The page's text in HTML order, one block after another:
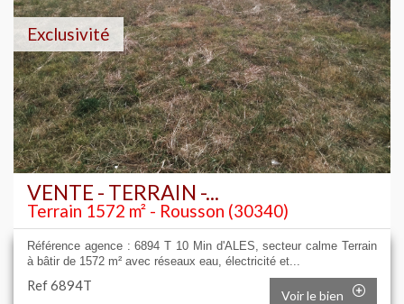
Exclusivité
VENTE - TERRAIN -...
Terrain 1572 m² - Rousson (30340)
Référence agence : 6894 T 10 Min d'ALES, secteur calme Terrain
à bâtir de 1572 m² avec réseaux eau, électricité et...
Ref 6894T
Voir le bien